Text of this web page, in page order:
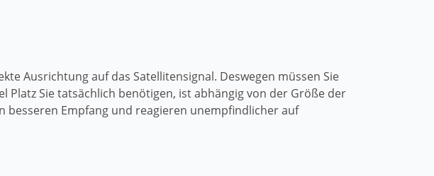
Ausrichtung auf das Satellitensignal. Deswegen müssen Sie
Platz Sie tatsächlich benötigen, ist abhängig von der Größe der
besseren Empfang und reagieren unempfindlicher auf